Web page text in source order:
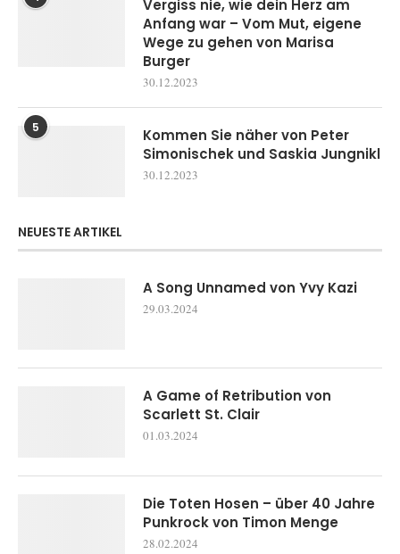
Vergiss nie, wie dein Herz am
Anfang war – Vom Mut, eigene
Wege zu gehen von Marisa
Burger
30.12.2023
5
Kommen Sie näher von Peter
Simonischek und Saskia Jungnikl
30.12.2023
NEUESTE ARTIKEL
A Song Unnamed von Yvy Kazi
29.03.2024
A Game of Retribution von
Scarlett St. Clair
01.03.2024
Die Toten Hosen – über 40 Jahre
Punkrock von Timon Menge
28.02.2024